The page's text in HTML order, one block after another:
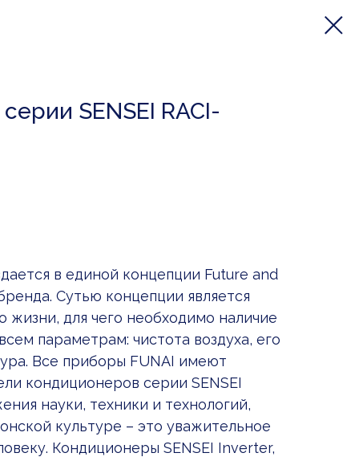
SENSEI RACI-
в единой концепции Future and
Сутью концепции является
жизни, для чего необходимо наличие
параметрам: чистота воздуха, его
Все приборы FUNAI имеют
кондиционеров серии SENSEI
науки, техники и технологий,
культуре – это уважительное
Кондиционеры SENSEI Inverter,